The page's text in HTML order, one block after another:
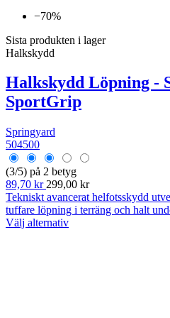
−70%
Sista produkten i lager
Halkskydd
Halkskydd Löpning -
SportGrip
Springyard
504500
(3/5) på 2 betyg
89,70 kr 299,00 kr
Tekniskt avancerat helfotsskydd
tuffare löpning i terräng och halt
Välj alternativ